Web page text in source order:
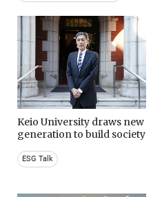
Keio University draws new
generation to build society
ESG Talk